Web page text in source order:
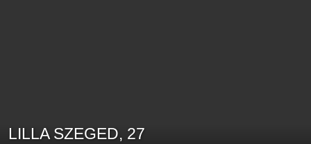
LILLA SZEGED, 27